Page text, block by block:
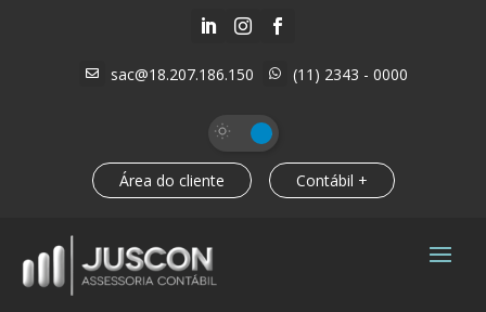
  
 sac@18.207.186.150  (11) 2343 - 0000
Área do cliente Contábil +